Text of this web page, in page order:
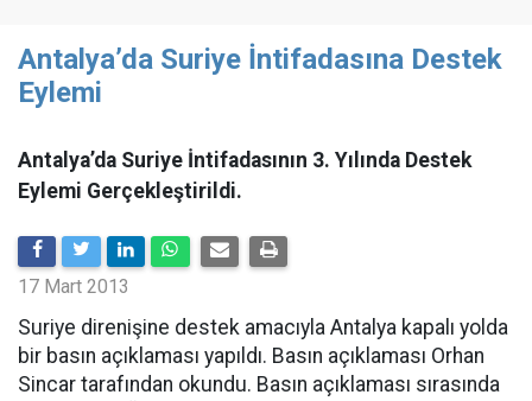
Antalya’da Suriye İntifadasına Destek
Eylemi
Antalya’da Suriye İntifadasının 3. Yılında Destek
Eylemi Gerçekleştirildi.
17 Mart 2013
Suriye direnişine destek amacıyla Antalya kapalı yolda
bir basın açıklaması yapıldı. Basın açıklaması Orhan
Sincar tarafından okundu. Basın açıklaması sırasında